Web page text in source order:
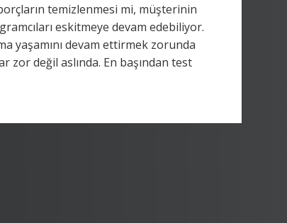
temizlenmesi mi, müşterinin
eskitmeye devam edebiliyor.
yaşamını devam ettirmek zorunda
zor değil aslında. En başından test